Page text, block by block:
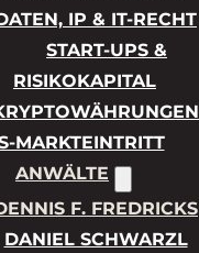
IP & IT-RECHT
START-UPS &
RISIKOKAPITAL
MARKTEINTRITT
ANWÄLTE
F. FREDRICKS
DANIEL SCHWARZL